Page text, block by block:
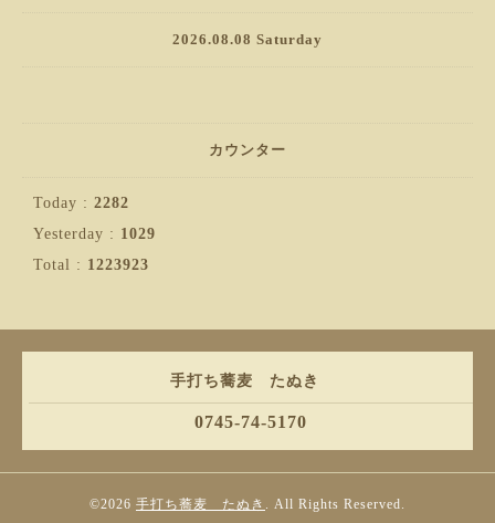
2026.08.08 Saturday
カウンター
Today : 2282
Yesterday : 1029
Total : 1223923
手打ち蕎麦 たぬき
0745-74-5170
©2026 手打ち蕎麦 たぬき . All Rights Reserved.